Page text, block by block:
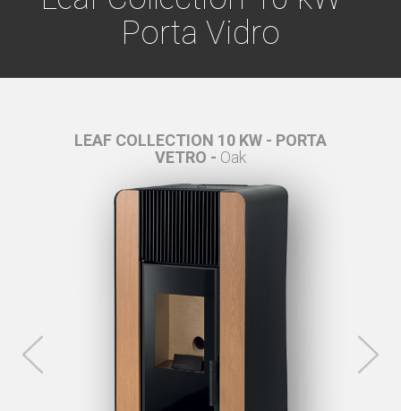
Porta Vidro
LEAF COLLECTION 10 KW - PORTA
VETRO - Oak